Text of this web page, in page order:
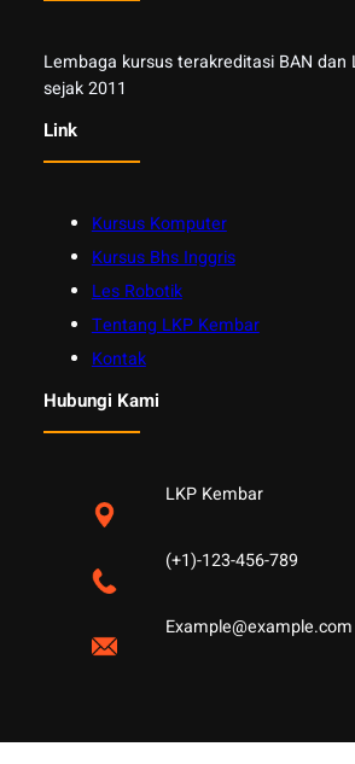
Lembaga kursus terakreditasi BAN dan
sejak 2011
Link
Kursus Komputer
Kursus Bhs Inggris
Les Robotik
Tentang LKP Kembar
Kontak
Hubungi Kami
LKP Kembar
(+1)-123-456-789
Example@example.com